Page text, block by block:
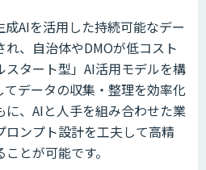
AIを活用した持続可能なデー
、自治体やDMOが低コスト
タート型」AI活用モデルを構
データの収集・整理を効率化
に、AIと人手を組み合わせた業
ロンプト設計を工夫して高精
とが可能です。